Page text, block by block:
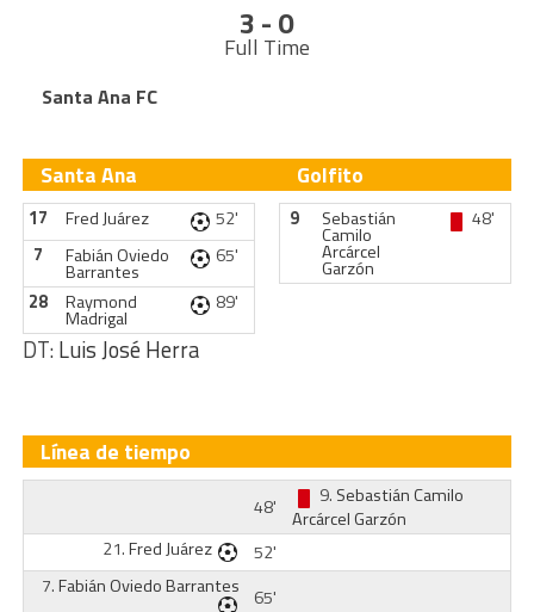
3 - 0
Full Time
Santa Ana FC
Santa Ana
17 Fred Juárez
52'
7
Fabián Oviedo
Barrantes
65'
28
Raymond
Madrigal
89'
DT:Luis José Herra
Golfito
9 Sebastián
Camilo
Arcárcel
Garzón
48'
Línea de tiempo
48' 9. Sebastián Camilo
Arcárcel Garzón
21.Fred Juárez
52'
7.Fabián Oviedo Barrantes
65'